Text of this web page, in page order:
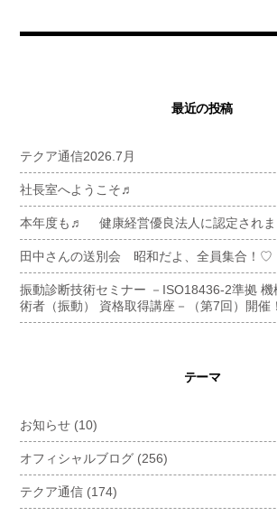
最近の投稿
テクア通信2026.7月
社長室へようこそ♬
本年度も♬ 健康経営優良法人に認定され
田中さんの送別会 昭和だよ、全員集合！♡
振動診断技術セミナー －ISO18436-2準拠
術者（振動） 資格取得講座－（第7回）開催
テーマ
お知らせ (10)
オフィシャルブログ (256)
テクア通信 (174)